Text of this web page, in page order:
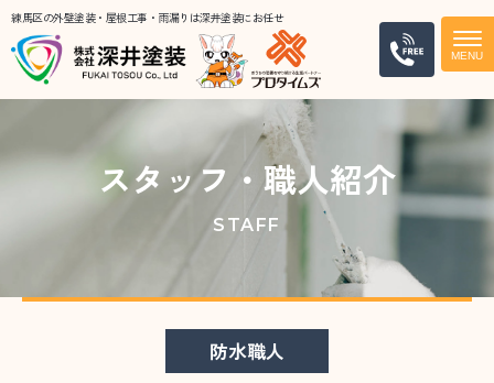
練馬区の外壁塗装・屋根工事・雨漏りは深井塗装にお任せ
電話
スタッフ・職人紹介
STAFF
防水職人